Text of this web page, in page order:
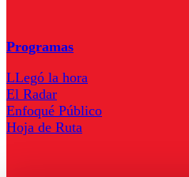
Programas
LLegó la hora
El Radar
Enfoqué Público
Hoja de Ruta